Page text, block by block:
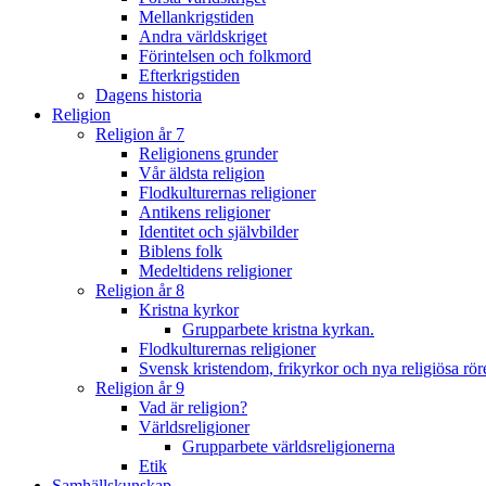
Mellankrigstiden
Andra världskriget
Förintelsen och folkmord
Efterkrigstiden
Dagens historia
Religion
Religion år 7
Religionens grunder
Vår äldsta religion
Flodkulturernas religioner
Antikens religioner
Identitet och självbilder
Biblens folk
Medeltidens religioner
Religion år 8
Kristna kyrkor
Grupparbete kristna kyrkan.
Flodkulturernas religioner
Svensk kristendom, frikyrkor och nya religiösa
Religion år 9
Vad är religion?
Världsreligioner
Grupparbete världsreligionerna
Etik